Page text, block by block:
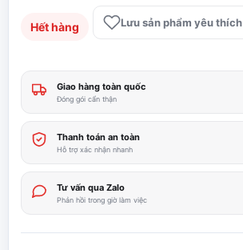
Hết hàng Lưu sản phẩm yêu thích
Giao hàng toàn quốc
Đóng gói cẩn thận
Thanh toán an toàn
Hỗ trợ xác nhận nhanh
Tư vấn qua Zalo
Phản hồi trong giờ làm việc